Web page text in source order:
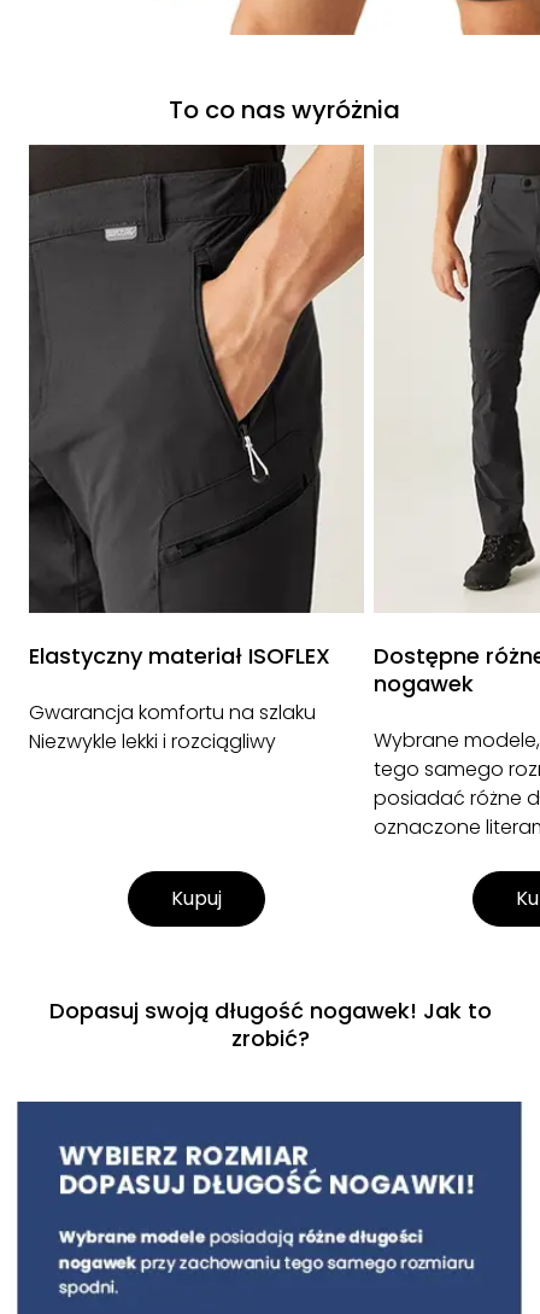
To co nas wyróżnia
Elastyczny materiał ISOFLEX
Gwarancja komfortu na szlaku
Niezwykle lekki i rozciągliwy
Kupuj
Dostępne
nogawek
Wybrane
tego samego
posiadać różne
oznaczone
Dopasuj swoją długość nogawek! Jak to
zrobić?